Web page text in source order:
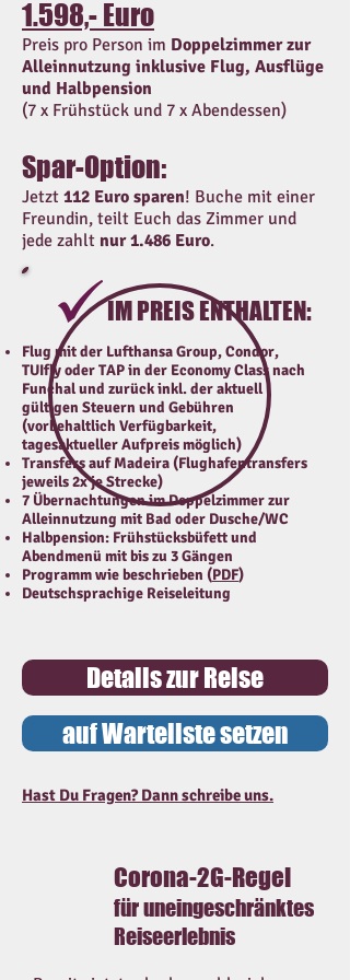
1.598,- Euro
Preis pro Person im Doppelzimmer zur
Alleinnutzung inklusive Flug, Ausflüge
und Halbpension
(7 x Frühstück und 7 x Abendessen)
Spar-Option:
Jetzt 112 Euro sparen! Buche mit einer
Freundin, teilt Euch das Zimmer und
jede zahlt nur 1.486 Euro.
IM PREIS ENTHALTEN:
Flug mit der Lufthansa Group, Condor,
TUIfly oder TAP in der Economy Class nach
Funchal und zurück inkl. der aktuell
gültigen Steuern und Gebühren
(vorbehaltlich Verfügbarkeit,
tagesaktueller Aufpreis möglich)
Transfers auf Madeira (Flughafentransfers
jeweils 2x je Strecke)
7 Übernachtungen im Doppelzimmer zur
Alleinnutzung mit Bad oder Dusche/WC
Halbpension: Frühstücksbüfett und
Abendmenü mit bis zu 3 Gängen
Programm wie beschrieben (PDF)
Deutschsprachige Reiseleitung
Details zur Reise
auf Warteliste setzen
Hast Du Fragen? Dann schreibe uns.
Corona-2G-Regel
für uneingeschränktes
Reiseerlebnis